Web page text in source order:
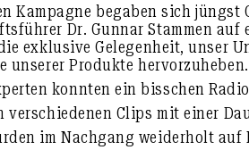
Kampagne begaben sich
Dr. Gunnar Stammen auf
exklusive Gelegenheit, unser
unserer Produkte hervorzuheben.
konnten ein bisschen
Clips mit einer
im Nachgang weiderholt